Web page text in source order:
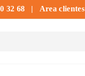
32 68 | Area clientes